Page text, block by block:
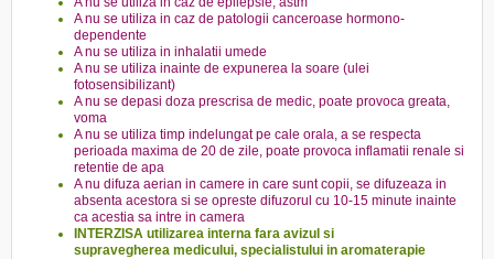
A nu se utiliza in caz de patologii canceroase hormono-
dependente
A nu se utiliza in inhalatii umede
A nu se utiliza inainte de expunerea la soare (ulei
fotosensibilizant)
A nu se depasi doza prescrisa de medic, poate provoca greata,
voma
A nu se utiliza timp indelungat pe cale orala, a se respecta
perioada maxima de 20 de zile, poate provoca inflamatii renale si
retentie de apa
A nu difuza aerian in camere in care sunt copii, se difuzeaza in
absenta acestora si se opreste difuzorul cu 10-15 minute inainte
ca acestia sa intre in camera
INTERZISA utilizarea interna fara avizul si
supravegherea medicului, specialistului in aromaterapie